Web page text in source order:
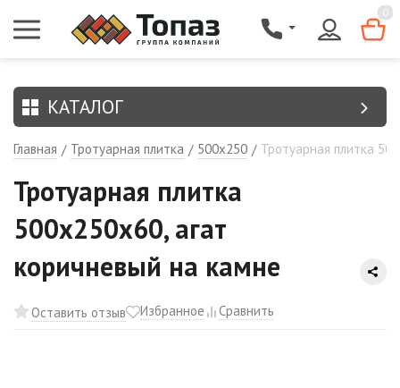
0
КАТАЛОГ
Главная / Тротуарная плитка / 500х250 / Тротуарная плитка
Тротуарная плитка
500х250х60, агат
коричневый на камне
Оставить отзыв Избранное Сравнить